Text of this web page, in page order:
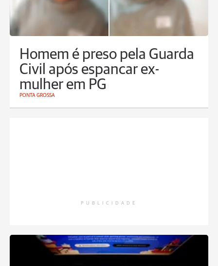
Homem é preso pela Guarda
Civil após espancar ex-
mulher em PG
PONTA GROSSA
PUBLICIDADE